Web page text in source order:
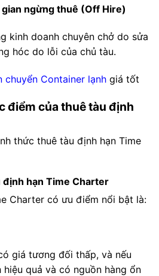
ngừng thuê (Off Hire)
kinh doanh chuyên chở do sửa
hóc do lỗi của chủ tàu.
chuyển Container lạnh giá tốt
điểm của thuê tàu định
thức thuê tàu định hạn Time
hạn Time Charter
Charter có ưu điểm nổi bật là:
giá tương đối thấp, và nếu
quả và có nguồn hàng ổn